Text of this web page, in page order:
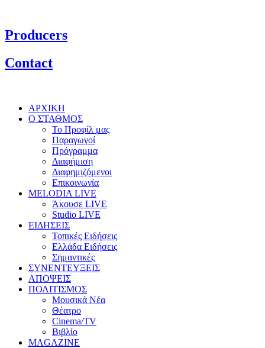
Producers
Contact
ΑΡΧΙΚΗ
Ο ΣΤΑΘΜΟΣ
Το Προφίλ μας
Παραγωγοί
Πρόγραμμα
Διαφήμιση
Διαφημιζόμενοι
Επικοινωνία
MELODIA LIVE
Άκουσε LIVE
Studio LIVE
ΕΙΔΗΣΕΙΣ
Τοπικές Ειδήσεις
Ελλάδα Ειδήσεις
Σημαντικές
ΣΥΝΕΝΤΕΥΞΕΙΣ
ΑΠΟΨΕΙΣ
ΠΟΛΙΤΙΣΜΟΣ
Μουσικά Νέα
Θέατρο
Cinema/TV
Βιβλίο
MAGAZINE